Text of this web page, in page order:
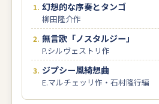
幻想的な序奏とタンゴ
柳田隆介作
無言歌「ノスタルジー」
P.シルヴェストリ作
ジプシー風綺想曲
E.マルチェッリ作・石村隆行編